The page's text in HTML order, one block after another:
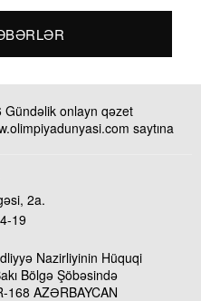
onlayn qəzet
saytına
2a.
19
Nazirliyinin Hüquqi
Bölgə Şöbəsində
168 AZƏRBAYCAN